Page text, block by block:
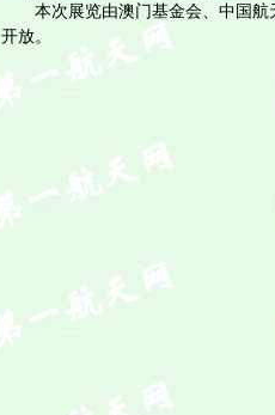
本次展览由澳门基金会、中国
开放。